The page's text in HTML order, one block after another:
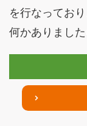
を行なっており
何かありまし